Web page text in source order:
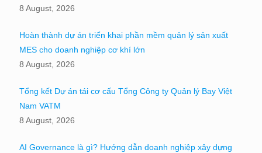
8 August, 2026
Hoàn thành dự án triển khai phần mềm quản lý sản xuất
MES cho doanh nghiệp cơ khí lớn
8 August, 2026
Tổng kết Dự án tái cơ cấu Tổng Công ty Quản lý Bay Việt
Nam VATM
8 August, 2026
AI Governance là gì? Hướng dẫn doanh nghiệp xây dựng